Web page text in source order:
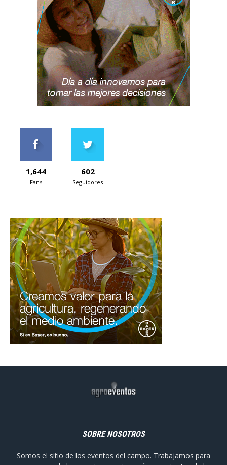
1,644
Fans
602
Seguidores
SOBRE NOSOTROS
Somos el sitio de los eventos del campo. Trabajamos para